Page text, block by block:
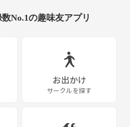
No.1の趣味友アプリ
お出かけ
サークルを探す